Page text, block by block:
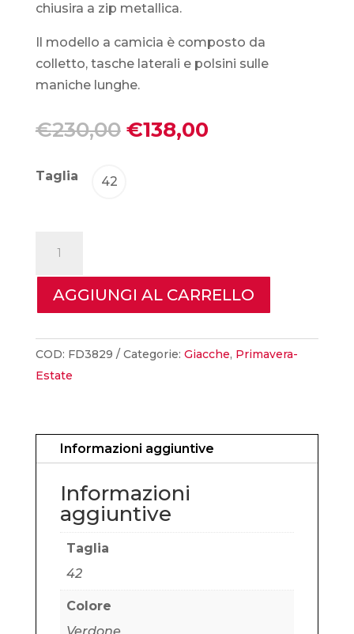
chiusira a zip metallica.
Il modello a camicia è composto da
colletto, tasche laterali e polsini sulle
maniche lunghe.
€230,00 Il
€138,00Il
Taglia 42
Boxy
Fit
AGGIUNGI AL CARRELLO
COD: FD3829 Categorie: Giacche, Primavera-
Estate
Informazioni aggiuntive
Informazioni
aggiuntive
Taglia
42
Colore